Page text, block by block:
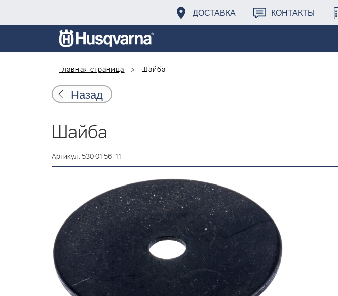
ДОСТАВКА КОНТАКТЫ
Главная страница
Шайба
Назад
Шайба
Артикул: 530 01 56-11